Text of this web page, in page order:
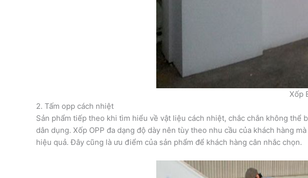
Xốp
2. Tấm opp cách nhiệt
Sản phẩm tiếp theo khi tìm hiểu về vật liệu cách nhiệt, chắc chắn không thể
dân dụng. Xốp OPP đa dạng độ dày nên tùy theo nhu cầu của khách hàng
hiệu quả. Đây cũng là ưu điểm của sản phẩm để khách hàng cân nhắc chọn.